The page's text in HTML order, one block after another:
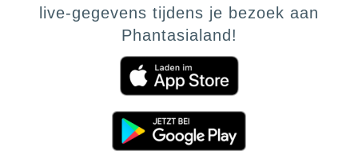
live‑gegevens tijdens je bezoek aan
Phantasialand!